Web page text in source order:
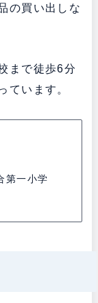
の買い出しな
まで徒歩6分
ています。
第一小学